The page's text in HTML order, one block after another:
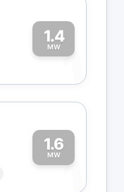
1.4
MW1
1.6
MW1